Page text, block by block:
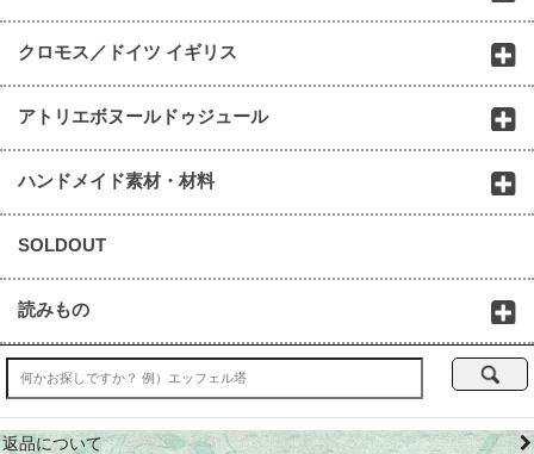
クロモス／ドイツ イギリス
アトリエボヌールドゥジュール
ハンドメイド素材・材料
SOLDOUT
読みもの
返品について